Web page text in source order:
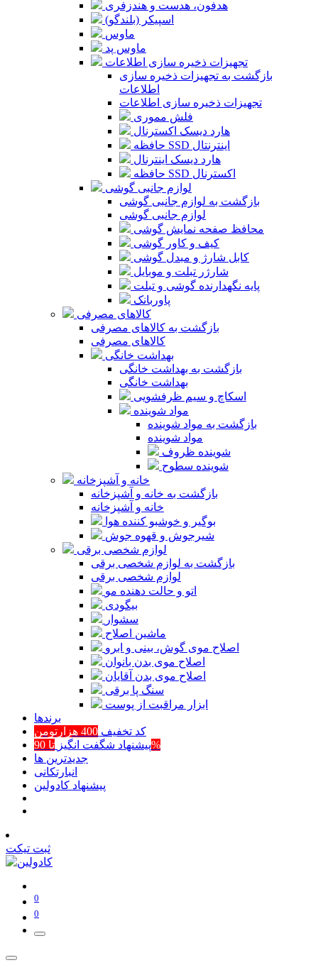
هدفون، هدست و هندزفری
اسپیکر (بلندگو)
ماوس
ماوس پد
تجهیزات ذخیره سازی اطلاعات
بازگشت به تجهیزات ذخیره سازی
اطلاعات
تجهیزات ذخیره سازی اطلاعات
فلش مموری
هارد دیسک اکسترنال
حافظه SSD اینترنتال
هارد دیسک اینترنال
حافظه SSD اکسترنال
لوازم جانبی گوشی
بازگشت به لوازم جانبی گوشی
لوازم جانبی گوشی
محافظ صفحه نمایش گوشی
کیف و کاور گوشی
کابل شارژ و مبدل گوشی
شارژر تبلت و موبایل
پایه نگهدارنده گوشی و تبلت
پاوربانک
کالاهای مصرفی
بازگشت به کالاهای مصرفی
کالاهای مصرفی
بهداشت خانگی
بازگشت به بهداشت خانگی
بهداشت خانگی
اسکاچ و سیم ظرفشویی
مواد شوینده
بازگشت به مواد شوینده
مواد شوینده
شوینده ظروف
شوینده سطوح
خانه و آشپزخانه
بازگشت به خانه و آشپزخانه
خانه و آشپزخانه
بوگیر و خوشبو کننده هوا
شیرجوش و قهوه جوش
لوازم شخصی برقی
بازگشت به لوازم شخصی برقی
لوازم شخصی برقی
اتو و حالت دهنده مو
بیگودی
سشوار
ماشین اصلاح
اصلاح موی گوش، بینی و ابرو
اصلاح موی بدن بانوان
اصلاح موی بدن آقایان
سنگ پا برقی
ابزار مراقبت از پوست
برند‌ها
کد تخفیف 400 هزارتومن
پیشنهاد شگفت انگیزتا 90%
جدیدترین ها
انبارتکانی
پیشنهاد کادولین
ثبت تیکت
0
0